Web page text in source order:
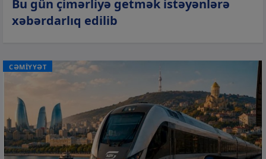
Bu gün çimərliyə getmək istəyənlərə
xəbərdarlıq edilib
CƏMİYYƏT